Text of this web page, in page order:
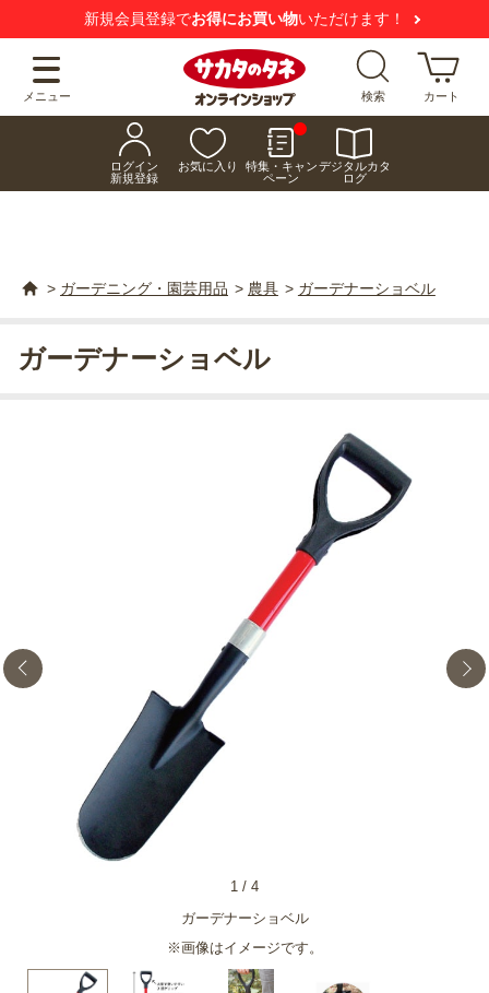
新規会員登録でお得にお買い物いただけます！
メニュー 検索 カート
ログイン
新規登録
お気に入り
特集・キャン
ペーン
デジタルカタ
ログ
> ガーデニング・園芸用品 > 農具 > ガーデナーショベル
ガーデナーショベル
※画像はイメージです。
1 / 4
ガーデナーショベル